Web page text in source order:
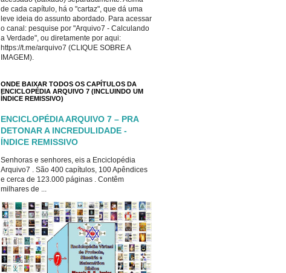
de cada capítulo, há o "cartaz", que dá uma
leve ideia do assunto abordado. Para acessar
o canal: pesquise por "Arquivo7 - Calculando
a Verdade", ou diretamente por aqui:
https://t.me/arquivo7 (CLIQUE SOBRE A
IMAGEM).
ONDE BAIXAR TODOS OS CAPÍTULOS DA
ENCICLOPÉDIA ARQUIVO 7 (INCLUINDO UM
ÍNDICE REMISSIVO)
ENCICLOPÉDIA ARQUIVO 7 – PRA
DETONAR A INCREDULIDADE -
ÍNDICE REMISSIVO
Senhoras e senhores, eis a Enciclopédia
Arquivo7 . São 400 capítulos, 100 Apêndices
e cerca de 123.000 páginas . Contêm
milhares de ...